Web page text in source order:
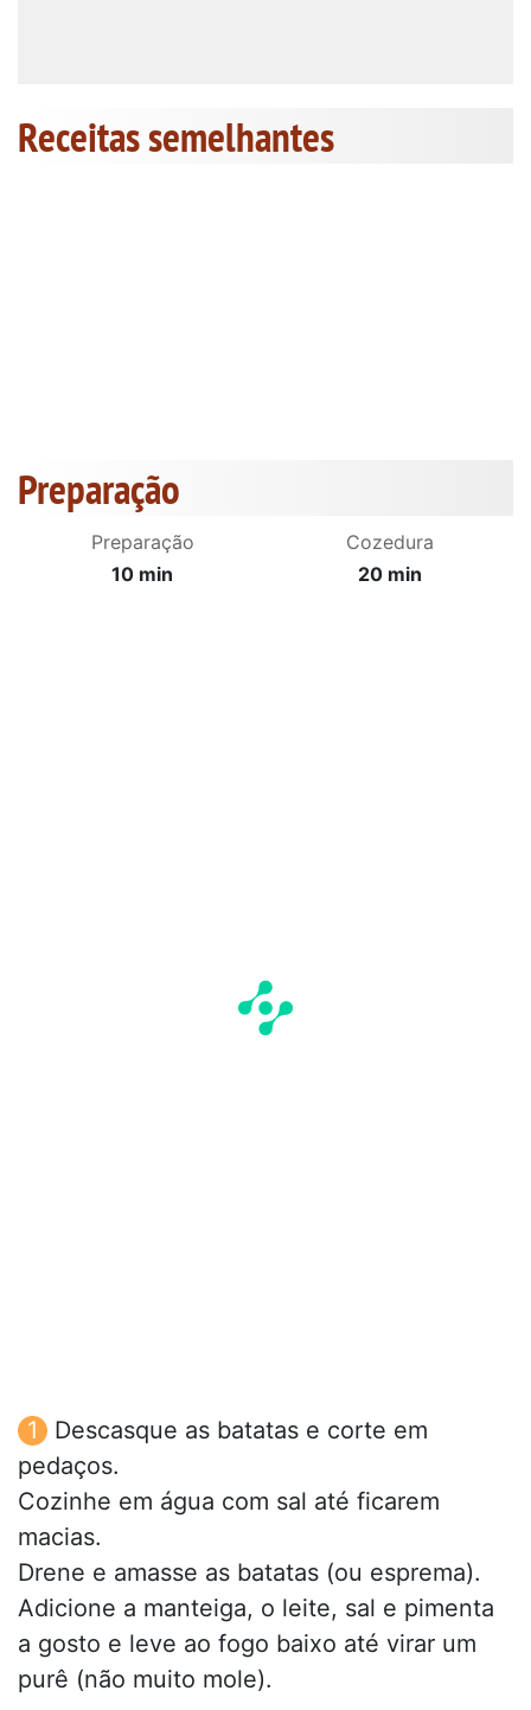
Receitas semelhantes
Preparação
Preparação
10 min
Cozedura
20 min
Descasque as batatas e corte em
pedaços.
Cozinhe em água com sal até ficarem
macias.
Drene e amasse as batatas (ou esprema).
Adicione a manteiga, o leite, sal e pimenta
a gosto e leve ao fogo baixo até virar um
purê (não muito mole).